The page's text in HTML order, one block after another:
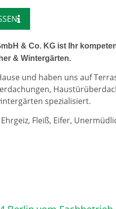
& Co. KG ist Ihr
& Wintergärten.
und haben uns auf
spezialisiert.
Fleiß, Eifer,